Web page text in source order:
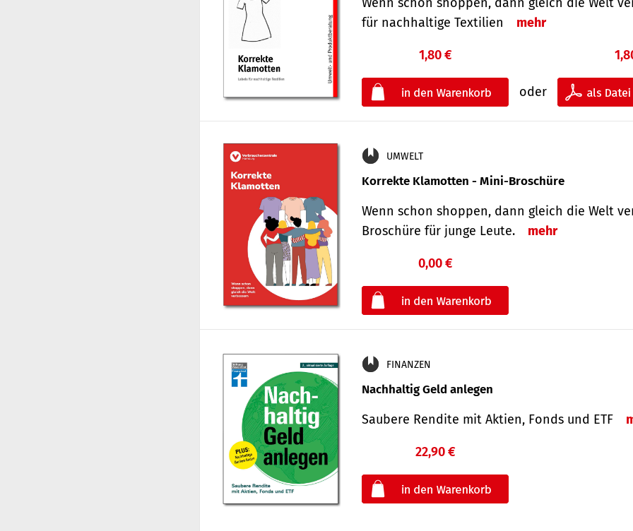
Wenn schon shoppen, dann gleich die Welt
für nachhaltige Textilien
mehr
1,80 €
oder
UMWELT
Korrekte Klamotten - Mini-Broschüre
Wenn schon shoppen, dann gleich die Welt
Broschüre für junge Leute.
mehr
0,00 €
FINANZEN
Nachhaltig Geld anlegen
Saubere Rendite mit Aktien, Fonds und ETF
22,90 €